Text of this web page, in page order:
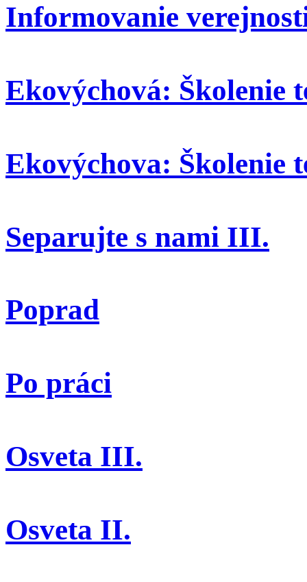
Informovanie
Ekovýchová: Školenie
Ekovýchova: Školenie
Separujte s nami III.
Poprad
Po práci
Osveta III.
Osveta II.